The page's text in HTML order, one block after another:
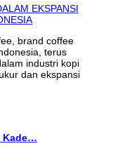
brand coffee
terus
industri kopi
dan ekspansi
Kade…